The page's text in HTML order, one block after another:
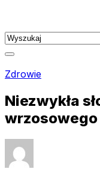
content
Zdrowie
Niezwykła
wrzosowego